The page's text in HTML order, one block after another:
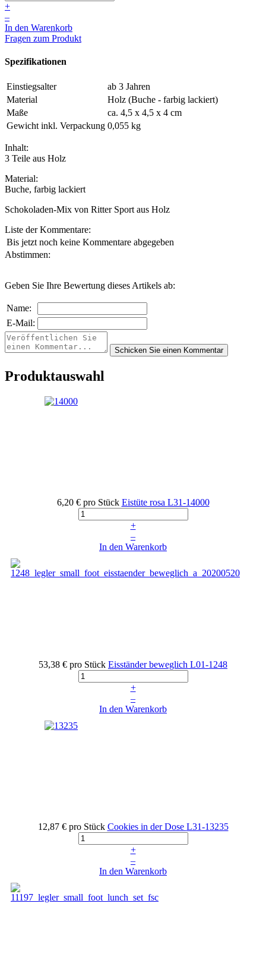
+
–
In den Warenkorb
Fragen zum Produkt
Spezifikationen
Einstiegsalter
ab 3 Jahren
Material
Holz (Buche - farbig lackiert)
Maße
ca. 4,5 x 4,5 x 4 cm
Gewicht inkl. Verpackung 0,055 kg
Inhalt:
3 Teile aus Holz
Material:
Buche, farbig lackiert
Schokoladen-Mix von Ritter Sport aus Holz
Liste der Kommentare:
Bis jetzt noch keine Kommentare abgegeben
Abstimmen:
Geben Sie Ihre Bewertung dieses Artikels ab:
Name:
E-Mail:
Produktauswahl
6,20 € pro Stück Eistüte rosa L31-14000
+
–
In den Warenkorb
53,38 € pro Stück Eisständer beweglich L01-1248
+
–
In den Warenkorb
12,87 € pro Stück Cookies in der Dose L31-13235
+
–
In den Warenkorb